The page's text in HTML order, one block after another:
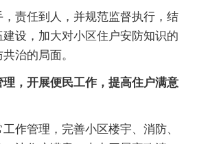
责任到人，并规范监督执行，结
设，加大对小区住户安防知识的
治的局面。
，开展便民工作，提高住户满意
管理，完善小区楼宇、消防、